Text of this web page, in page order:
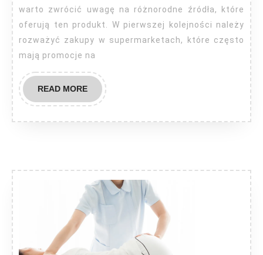
warto zwrócić uwagę na różnorodne źródła, które
oferują ten produkt. W pierwszej kolejności należy
rozważyć zakupy w supermarketach, które często
mają promocje na
READ MOREREAD
MORE